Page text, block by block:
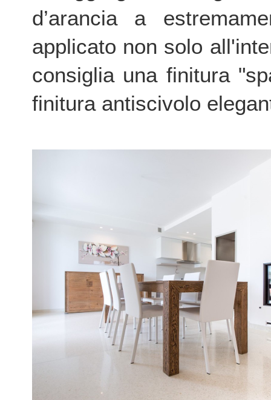
d’arancia a
applicato non solo
consiglia una finitura
finitura antiscivolo